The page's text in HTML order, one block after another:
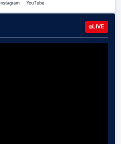
Instagram YouTube
LIVE